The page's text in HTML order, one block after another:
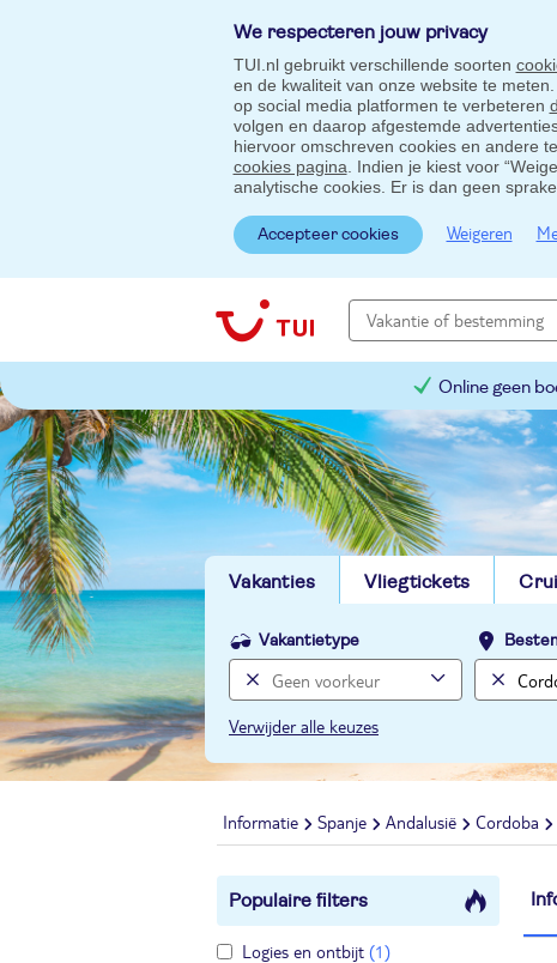
We respecteren jouw privacy
TUI.nl gebruikt verschillende soorten
en de kwaliteit van onze website te
op social media platformen te verbeteren
volgen en daarop afgestemde
hiervoor omschreven cookies en andere
cookies pagina . Indien je kiest voor
analytische cookies. Er is dan geen
Accepteer cookies Weigeren
Online geen
Vakanties Vliegtickets
Vakantietype
Verwijder alle keuzes
Informatie Spanje Andalusië Cordoba
Populaire filters
Logies en ontbijt (1)